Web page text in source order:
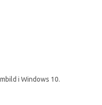
i Windows 10.